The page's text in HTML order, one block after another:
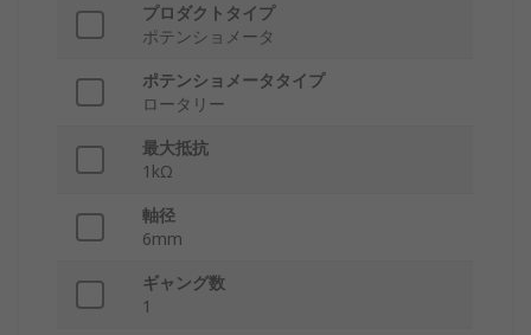
プロダクトタイプ
ポテンショメータ
ポテンショメータタイプ
ロータリー
最大抵抗
1kΩ
軸径
6mm
ギャング数
1